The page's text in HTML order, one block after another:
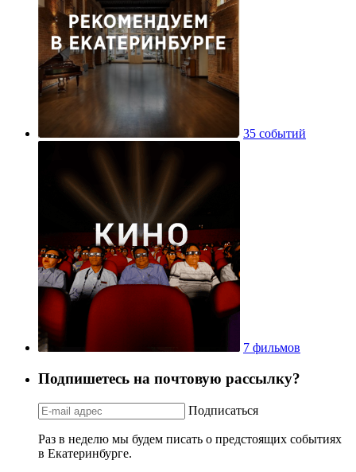
35 событий
7 фильмов
Подпишетесь на почтовую рассылку?
Подписаться
Раз в неделю мы будем писать о предстоящих событиях
в Екатеринбурге.